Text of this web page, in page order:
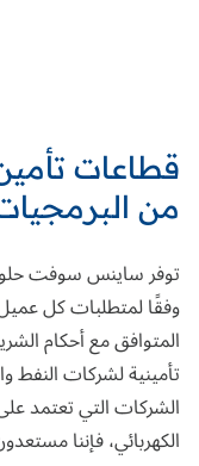
قطاعات
من
توفر ساينس سوفت
وفقًا لمتطلبات كل
المتوافق مع أحكام
تأمينية لشركات النفط
الشركات التي تعتمد
الكهربائي، فإننا